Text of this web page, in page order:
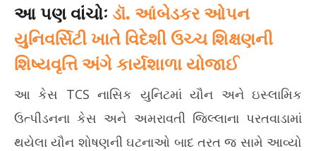
આ પણ વાંચોઃ ડૉ. આંબેડકર ઓપન
યુનિવર્સિટી ખાતે વિદેશી ઉચ્ચ શિક્ષણની
શિષ્યવૃત્તિ અંગે કાર્યશાળા યોજાઈ
આ કેસ TCS નાસિક યુનિટમાં યૌન અને ઇસ્લામિક
ઉત્પીડનના કેસ અને અમરાવતી જિલ્લાના પરતવાડામાં
થયેલા યૌન શોષણની ઘટનાઓ બાદ તરત જ સામે આવ્યો